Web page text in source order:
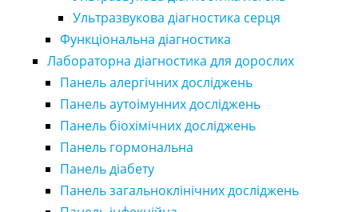
Ультразвукова діагностика серця
Функціональна діагностика
Лабораторна діагностика для дорослих
Панель алергічних досліджень
Панель аутоімунних досліджень
Панель біохімічних досліджень
Панель гормональна
Панель діабету
Панель загальноклінічних досліджень